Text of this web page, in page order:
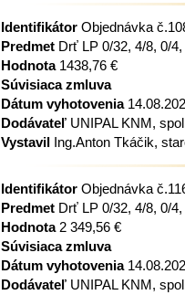
Identifikátor Objednávka
Predmet Drť LP 0/32, 4/8, 0/
Hodnota1438,76 €
Súvisiaca zmluva
Dátum vyhotovenia
Dodávateľ UNIPAL KNM,
Vystavil Ing.Anton Tkáčik,
Identifikátor Objednávka
Predmet Drť LP 0/32, 4/8, 0/
Hodnota2 349,56 €
Súvisiaca zmluva
Dátum vyhotovenia
Dodávateľ UNIPAL KNM,